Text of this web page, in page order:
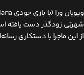
شهرتی زودگذر دست یافته
از این ماجرا با دستکاری